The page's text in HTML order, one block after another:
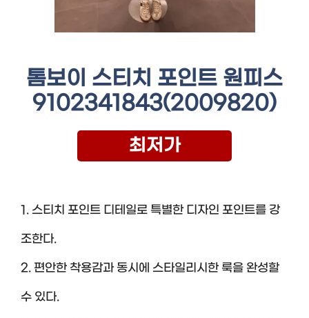
톰보이 스티치 포인트 원피스
9102341843(2009820)
최저가
1. 스티치 포인트 디테일로 특별한 디자인 포인트를 강
조한다.
2. 편안한 착용감과 동시에 스타일리시한 룩을 완성할
수 있다.